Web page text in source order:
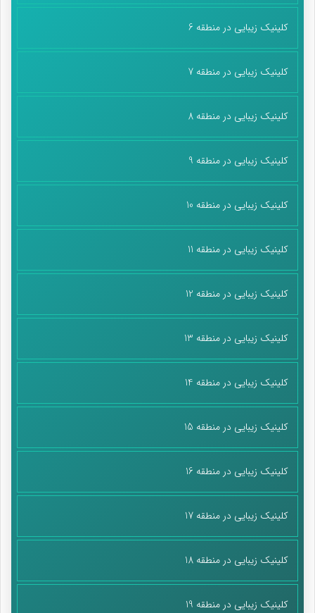
کلینیک زیبایی در منطقه 6
کلینیک زیبایی در منطقه 7
کلینیک زیبایی در منطقه 8
کلینیک زیبایی در منطقه 9
کلینیک زیبایی در منطقه 10
کلینیک زیبایی در منطقه 11
کلینیک زیبایی در منطقه 12
کلینیک زیبایی در منطقه 13
کلینیک زیبایی در منطقه 14
کلینیک زیبایی در منطقه 15
کلینیک زیبایی در منطقه 16
کلینیک زیبایی در منطقه 17
کلینیک زیبایی در منطقه 18
کلینیک زیبایی در منطقه 19